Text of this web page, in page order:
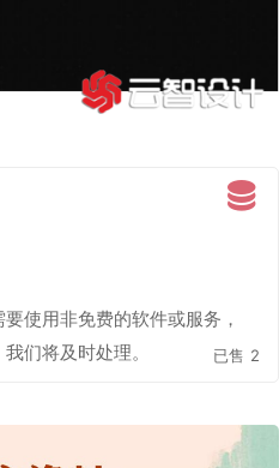
使用非免费的软件或服务，
们将及时处理。
已售 2